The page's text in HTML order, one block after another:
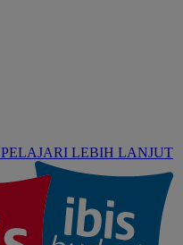
PELAJARI LEBIH LANJUT